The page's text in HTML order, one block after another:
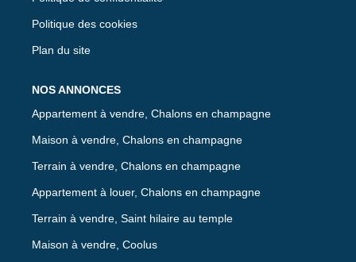
Politique des cookies
Plan du site
NOS ANNONCES
Appartement à vendre, Chalons en champagne
Maison à vendre, Chalons en champagne
Terrain à vendre, Chalons en champagne
Appartement à louer, Chalons en champagne
Terrain à vendre, Saint hilaire au temple
Maison à vendre, Coolus